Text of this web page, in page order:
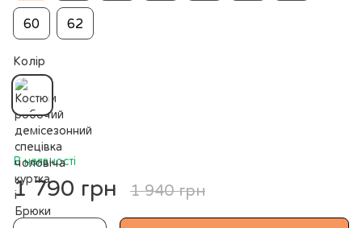
60 62
Колір
В наявності
1 790 грн 1 940 грн